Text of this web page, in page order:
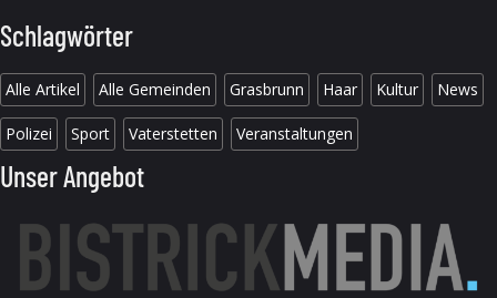
Schlagwörter
Alle Artikel Alle Gemeinden Grasbrunn Haar Kultur News
Polizei Sport Vaterstetten Veranstaltungen
Unser Angebot